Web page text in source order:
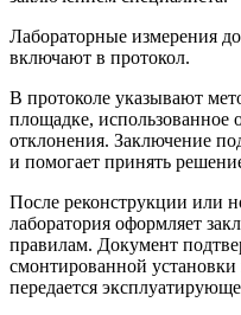
Лабораторные измерения
включают в протокол.
В протоколе указывают
площадке,
отклонения. Заключение
и помогает принять
После реконструкции или
лаборатория оформляет
правилам. Документ
смонтированной
передается